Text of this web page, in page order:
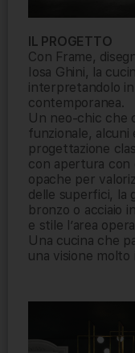
IL PROGETTO
Con Frame,
Iosa Ghini, la
interpretandolo
contemporanea.
Un neo-chic che
funzionale, alcuni
progettazione
con apertura con
opache per
delle superfici, la
bronzo o acciaio
e stile l’area
Una cucina che
una visione molto